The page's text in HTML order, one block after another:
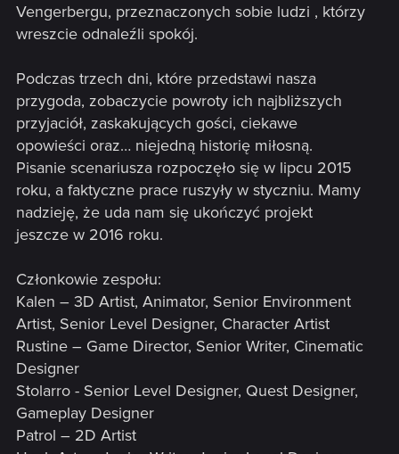
Vengerbergu, przeznaczonych sobie ludzi , którzy
wreszcie odnaleźli spokój.
Podczas trzech dni, które przedstawi nasza
przygoda, zobaczycie powroty ich najbliższych
przyjaciół, zaskakujących gości, ciekawe
opowieści oraz… niejedną historię miłosną.
Pisanie scenariusza rozpoczęło się w lipcu 2015
roku, a faktyczne prace ruszyły w styczniu. Mamy
nadzieję, że uda nam się ukończyć projekt
jeszcze w 2016 roku.
Członkowie zespołu:
Kalen – 3D Artist, Animator, Senior Environment
Artist, Senior Level Designer, Character Artist
Rustine – Game Director, Senior Writer, Cinematic
Designer
Stolarro - Senior Level Designer, Quest Designer,
Gameplay Designer
Patrol – 2D Artist